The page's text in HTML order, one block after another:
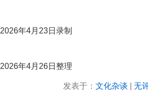
2026年4月23日录制
2026年4月26日整理
发表于： 文化杂谈 无